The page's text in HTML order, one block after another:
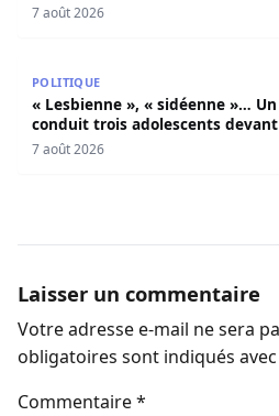
7 août 2026
POLITIQUE
« Lesbienne », « sidéenne »…
conduit trois adolescents
7 août 2026
Laisser un commentaire
Votre adresse e-mail ne sera
obligatoires sont indiqués avec
Commentaire*